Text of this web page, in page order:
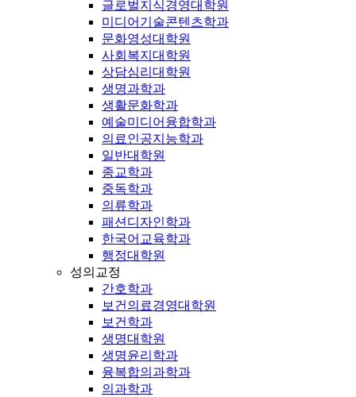
글로벌지식경영대학원
미디어기술콘텐츠학과
문화영성대학원
사회복지대학원
상담심리대학원
생명과학과
생활문화학과
예술미디어융합학과
의료인공지능학과
일반대학원
종교학과
중독학과
의류학과
패션디자인학과
한국어교육학과
행정대학원
성의교정
간호학과
보건의료경영대학원
보건학과
생명대학원
생명윤리학과
융복합의과학과
의과학과